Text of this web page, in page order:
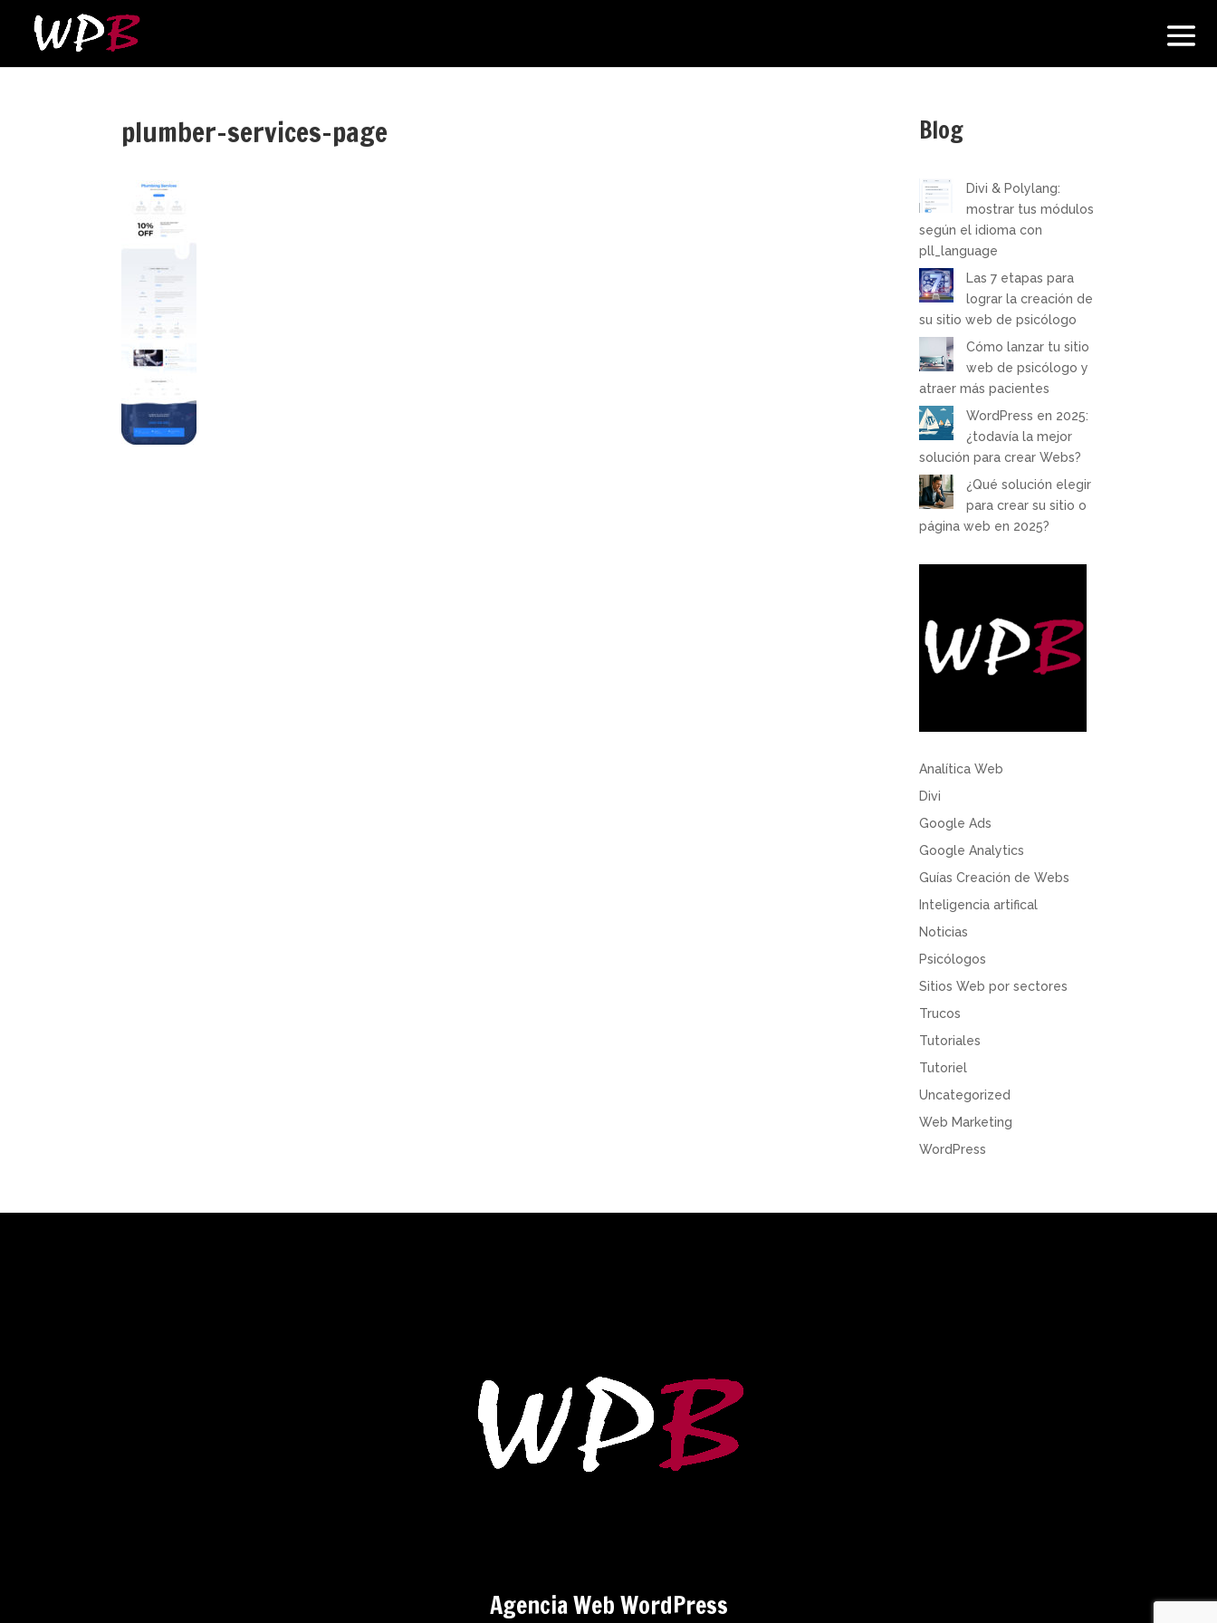
plumber-services-page Blog
Divi & Polylang:
mostrar tus módulos
según el idioma con
pll_language
Las 7 etapas para
lograr la creación de
su sitio web de psicólogo
Cómo lanzar tu sitio
web de psicólogo y
atraer más pacientes
WordPress en 2025:
¿todavía la mejor
solución para crear Webs?
¿Qué solución elegir
para crear su sitio o
página web en 2025?
Analítica Web
Divi
Google Ads
Google Analytics
Guías Creación de Webs
Inteligencia artifical
Noticias
Psicólogos
Sitios Web por sectores
Trucos
Tutoriales
Tutoriel
Uncategorized
Web Marketing
WordPress
Agencia Web WordPress